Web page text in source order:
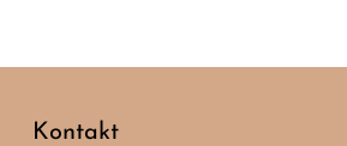
Kontakt